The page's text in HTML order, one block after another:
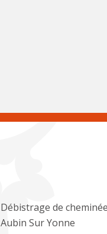
Débistrage de
Aubin Sur Yonne